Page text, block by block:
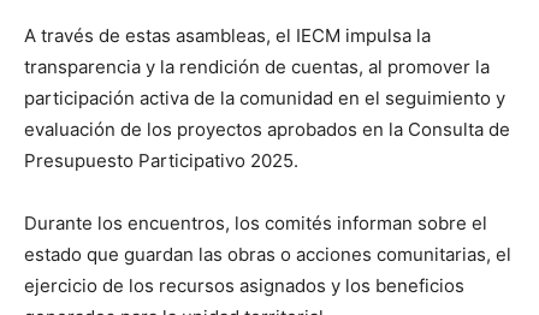
A través de estas asambleas, el IECM impulsa la
transparencia y la rendición de cuentas, al promover la
participación activa de la comunidad en el seguimiento y
evaluación de los proyectos aprobados en la Consulta de
Presupuesto Participativo 2025.
Durante los encuentros, los comités informan sobre el
estado que guardan las obras o acciones comunitarias, el
ejercicio de los recursos asignados y los beneficios